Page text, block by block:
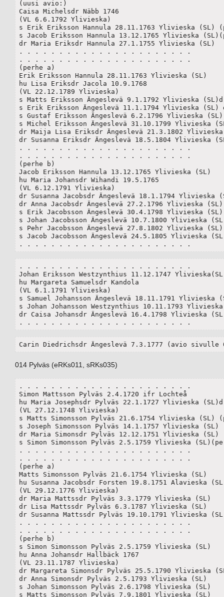
(uusi avio:)
Caisa Michelsdr Näbb 1746
(VL 6.6.1792 Ylivieska)
s Erik Eriksson Hannula 28.11.1763 Ylivieska (SL)
s Jacob Eriksson Hannula 13.12.1765 Ylivieska
dr Maria Eriksdr Hannula 27.1.1755 Ylivieska (SL)
. . . . . . . . . . . . . . . . . . . . . .
. . . . . . . . . . . . . . . . . . . . . .
(perhe a)
Erik Eriksson Hannula 28.11.1763 Ylivieska (SL)
hu Lisa Eriksdr Jacola 10.9.1768
(VL 22.12.1789 Ylivieska)
s Matts Eriksson Ängeslevä 9.1.1792 Ylivieska
s Erik Eriksson Ängeslevä 11.1.1794 Ylivieska (SL)
s Gustaf Eriksson Ängeslevä 6.2.1796 Ylivieska (SL)
s Michel Eriksson Ängeslevä 31.10.1799 Ylivieska
dr Maija Lisa Eriksdr Ängeslevä 21.3.1802
dr Susanna Eriksdr Ängeslevä 18.5.1804 Ylivieska
. . . . . . . . . . . . . . . . . . . . . .
. . . . . . . . . . . . . . . . . . . . . .
(perhe b)
Jacob Eriksson Hannula 13.12.1765 Ylivieska (SL)
hu Maria Johansdr Wihandi 19.5.1765
(VL 6.12.1791 Ylivieska)
dr Susanna Jacobsdr Ängeslevä 18.1.1794 Ylivieska
dr Anna Jacobsdr Ängeslevä 27.2.1796 Ylivieska (SL)
s Erik Jacobsson Ängeslevä 30.4.1798 Ylivieska (SL)
s Johan Jacobsson Ängeslevä 10.7.1800 Ylivieska
s Pehr Jacobsson Ängeslevä 27.8.1802 Ylivieska (SL)
s Jacob Jacobsson Ängeslevä 24.5.1805 Ylivieska
. . . . . . . . . . . . . . . . . . . . . .
. . . . . . . . . . . . . . . . . . . . . .
Johan Eriksson Westzynthius 11.12.1747
hu Margareta Samuelsdr Kandola
(VL 6.1.1791 Ylivieska)
s Samuel Johansson Ängeslevä 18.11.1791 Ylivieska
s Johan Johansson Westzynthius 10.11.1793
dr Caisa Johansdr Ängeslevä 16.4.1798 Ylivieska
. . . . . . . . . . . . . . . . . . . . . .
Carin Diedrichsdr Ängeslevä 7.3.1777 (avio sivulle
014 Pylväs (eRKs011, sRKs035)
. . . . . . . . . . . . . . . . . . . . . .
Simon Mattsson Pylväs 2.4.1720 ifr Lochteå
hu Maria Josephsdr Pylväs 22.1.1727 Ylivieska
(VL 27.12.1748 Ylivieska)
s Matts Simonsson Pylväs 21.6.1754 Ylivieska (SL)
s Joseph Simonsson Pylväs 14.1.1757 Ylivieska (SL)
dr Maria Simonsdr Pylväs 12.12.1751 Ylivieska (SL)
s Simon Simonsson Pylväs 2.5.1759 Ylivieska
. . . . . . . . . . . . . . . . . . . . . .
. . . . . . . . . . . . . . . . . . . . . .
(perhe a)
Matts Simonsson Pylväs 21.6.1754 Ylivieska (SL)
hu Susanna Jacobsdr Forsten 19.8.1751 Alavieska
(VL 29.12.1776 Ylivieska)
dr Maria Mattssdr Pylväs 3.3.1779 Ylivieska (SL)
dr Lisa Mattssdr Pylväs 6.3.1787 Ylivieska (SL)
dr Susanna Mattssdr Pylväs 19.10.1791 Ylivieska
. . . . . . . . . . . . . . . . . . . . . .
. . . . . . . . . . . . . . . . . . . . . .
(perhe b)
s Simon Simonsson Pylväs 2.5.1759 Ylivieska (SL)
hu Anna Johansdr Hallbäck 1767
(VL 23.11.1787 Ylivieska)
dr Margareta Simonsdr Pylväs 25.5.1790 Ylivieska
dr Anna Simonsdr Pylväs 2.5.1793 Ylivieska (SL)
s Johan Simonsson Pylväs 2.6.1798 Ylivieska (SL)
s Matts Simonsson Pylväs 7.9.1801 Ylivieska (SL)